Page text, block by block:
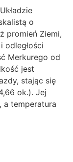
o
promień Ziemi,
odległości
Merkurego od
jest
stając się
ok.). Jej
a temperatura